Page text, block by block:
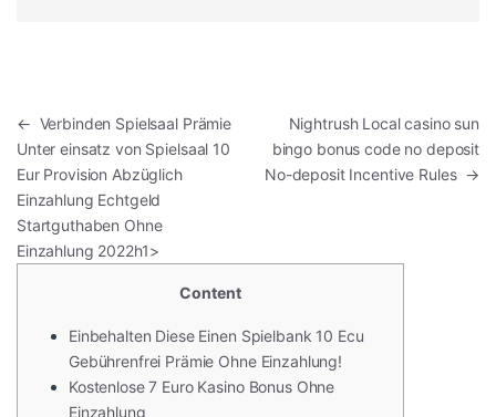
Post navigation
← ️️️️ Verbinden Spielsaal Prämie
Unter einsatz von Spielsaal 10
Eur Provision Abzüglich
Einzahlung Echtgeld
Startguthaben Ohne
Einzahlung 2022h1>
Content
Einbehalten Diese Einen Spielbank 10 Ecu
Gebührenfrei Prämie Ohne Einzahlung!
Kostenlose 7 Euro Kasino Bonus Ohne
Einzahlung
Nightrush Local casino sun
bingo bonus code no deposit
No-deposit Incentive Rules →